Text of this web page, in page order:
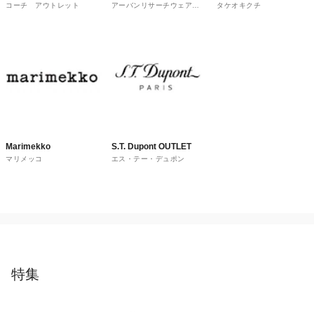
コーチ アウトレット
ware house
アーバンリサーチウェアハ
タケオキクチ
Marimekko
マリメッコ
S.T. Dupont OUTLET
エス・テー・デュポン
特集